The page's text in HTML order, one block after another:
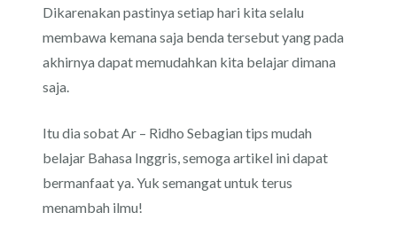
Dikarenakan pastinya setiap hari kita selalu
membawa kemana saja benda tersebut yang pada
akhirnya dapat memudahkan kita belajar dimana
saja.
Itu dia sobat Ar – Ridho Sebagian tips mudah
belajar Bahasa Inggris, semoga artikel ini dapat
bermanfaat ya. Yuk semangat untuk terus
menambah ilmu!